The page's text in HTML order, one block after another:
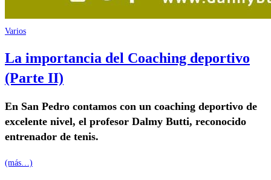
Varios
La importancia del Coaching deportivo
(Parte II)
En San Pedro contamos con un coaching deportivo de
excelente nivel, el profesor Dalmy Butti, reconocido
entrenador de tenis.
(más…)